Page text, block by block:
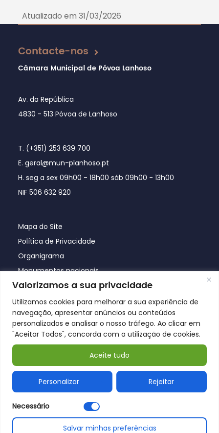
Valorizamos a sua privacidade
Utilizamos cookies para melhorar a sua experiência de
navegação, apresentar anúncios ou conteúdos
personalizados e analisar o nosso tráfego. Ao clicar em
"Aceitar Todos", concorda com a utilização de cookies.
Personalizar Rejeitar
Aceite tudo
Necessário
Salvar minhas preferências
Atualizado em 31/03/2026
Contacte-nos
Câmara Municipal de Póvoa Lanhoso
Av. da República
4830 - 513 Póvoa de Lanhoso
T. (+351) 253 639 700
E. geral@mun-planhoso.pt
H. seg a sex 09h00 - 18h00 sáb 09h00 - 13h00
NIF 506 632 920
Mapa do Site
Política de Privacidade
Organigrama
Monumentos nacionais
© Póvoa de Lanhoso 2026